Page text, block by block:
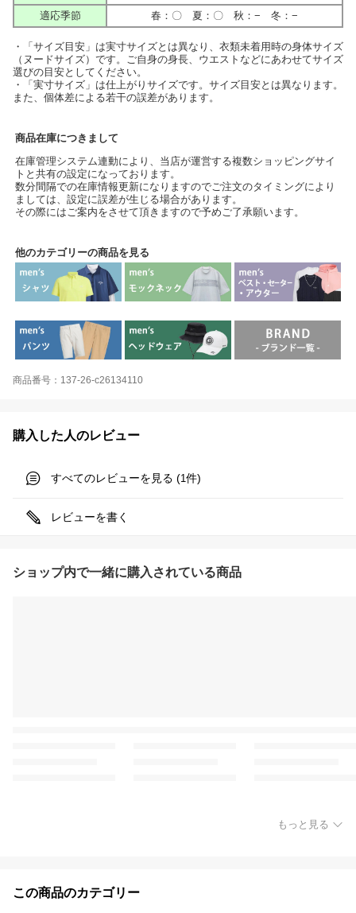
適応季節
春：〇 夏：〇 秋：− 冬：−
・「サイズ目安」は実寸サイズとは異なり、衣類未着用時の身体サイズ
（ヌードサイズ）です。ご自身の身長、ウエストなどにあわせてサイズ
選びの目安としてください。
・「実寸サイズ」は仕上がりサイズです。サイズ目安とは異なります。
また、個体差による若干の誤差があります。
商品在庫につきまして
在庫管理システム連動により、当店が運営する複数ショッピングサイ
トと共有の設定になっております。
数分間隔での在庫情報更新になりますのでご注文のタイミングにより
ましては、設定に誤差が生じる場合があります。
その際にはご案内をさせて頂きますので予めご了承願います。
他のカテゴリーの商品を見る
商品番号：137-26-c26134110
購入した人のレビュー
すべてのレビューを見る (1件)
レビューを書く
ショップ内で一緒に購入されている商品
もっと見る
この商品のカテゴリー